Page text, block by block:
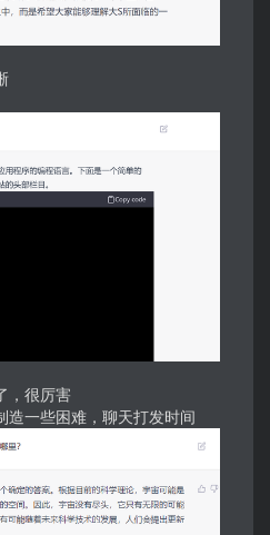
，很厉害
造一些困难，聊天打发时间